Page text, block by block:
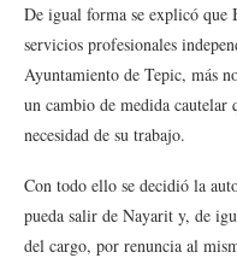
De igual forma se explicó que
servicios profesionales
Ayuntamiento de Tepic, más
un cambio de medida
necesidad de su trabajo.
Con todo ello se decidió la
pueda salir de Nayarit y, de
del cargo, por renuncia al